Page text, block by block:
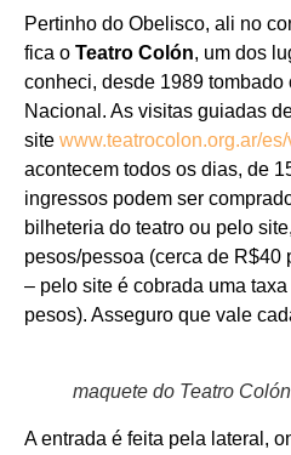
Pertinho do Obelisco, ali no
fica o Teatro Colón, um dos
conheci, desde 1989
Nacional. As visitas guiadas
site www.teatrocolon.org.ar/
acontecem todos os dias, de
ingressos podem ser
bilheteria do teatro ou pelo
pesos/pessoa (cerca de
– pelo site é cobrada uma
pesos). Asseguro que vale
maquete do Teatro Colón
A entrada é feita pela lateral,